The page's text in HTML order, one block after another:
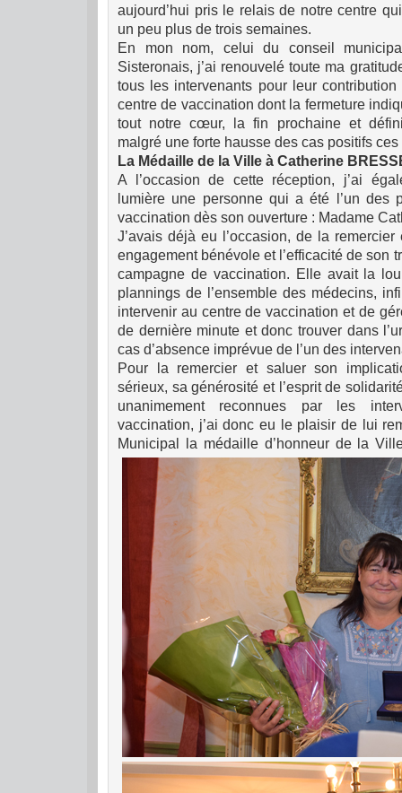
aujourd’hui pris le relais de notre centre
un peu plus de trois semaines.
En mon nom, celui du conseil
Sisteronais, j’ai renouvelé toute ma
tous les intervenants pour leur
centre de vaccination dont la fermeture
tout notre cœur, la fin prochaine et
malgré une forte hausse des cas positifs
La Médaille de la Ville à Catherine
A l’occasion de cette réception, j’ai
lumière une personne qui a été l’un des
vaccination dès son ouverture : Madame
J’avais déjà eu l’occasion, de la
engagement bénévole et l’efficacité de son
campagne de vaccination. Elle avait la
plannings de l’ensemble des médecins,
intervenir au centre de vaccination et de
de dernière minute et donc trouver dans
cas d’absence imprévue de l’un des
Pour la remercier et saluer son
sérieux, sa générosité et l’esprit de
unanimement reconnues par les
vaccination, j’ai donc eu le plaisir de lui
Municipal la médaille d’honneur de la